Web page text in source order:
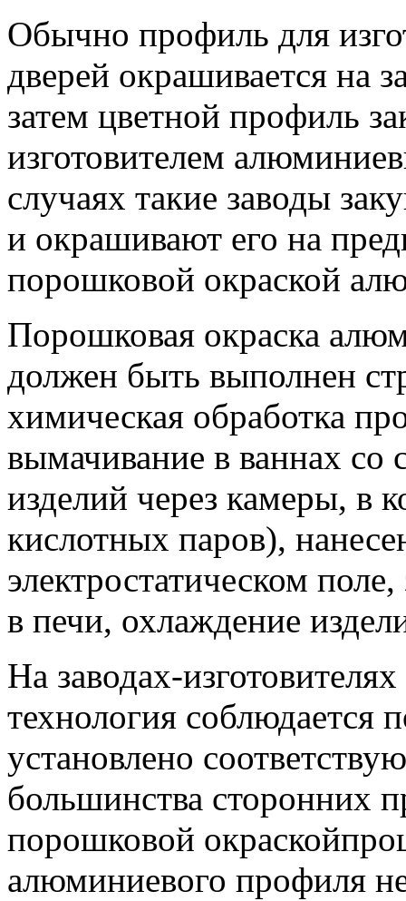
Обычно профиль для
дверей окрашивается на
затем цветной профиль
изготовителем
случаях такие заводы
и окрашивают его на
порошковой окраской
Порошковая окраска
должен быть выполнен
химическая обработка
вымачивание в ваннах со
изделий через камеры, в
кислотных паров),
электростатическом
в печи, охлаждение
На заводах-
технология соблюдается
установлено
большинства сторонних
порошковой
алюминиевого профиля